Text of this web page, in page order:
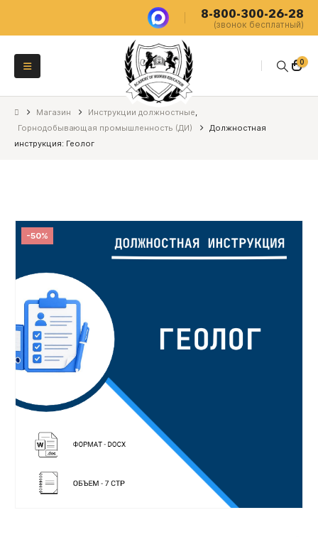
8-800-300-26-28
(звонок бесплатный)
0
Магазин Инструкции должностные,
Горнодобывающая промышленность (ДИ)
Должностная
инструкция: Геолог
-50%